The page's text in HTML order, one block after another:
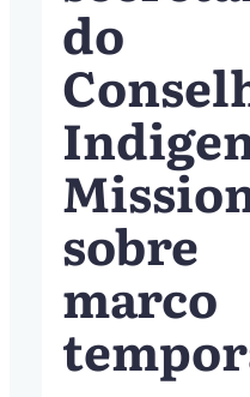
do
sobre
marco